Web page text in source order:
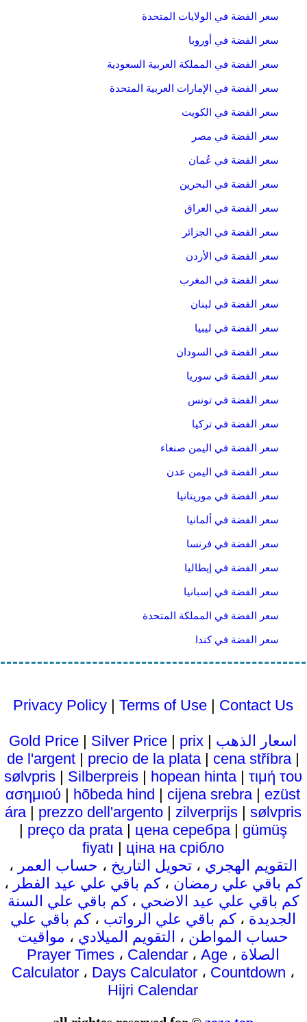
سعر الفضة في الولايات المتحدة
سعر الفضة في أوروبا
سعر الفضة في المملكة العربية السعودية
سعر الفضة في الإمارات العربية المتحدة
سعر الفضة في الكويت
سعر الفضة في مصر
سعر الفضة في عُمان
سعر الفضة في البحرين
سعر الفضة في العراق
سعر الفضة في الجزائر
سعر الفضة في الأردن
سعر الفضة في المغرب
سعر الفضة في لبنان
سعر الفضة في ليبيا
سعر الفضة في السودان
سعر الفضة في سوريا
سعر الفضة في تونس
سعر الفضة في تركيا
سعر الفضة في اليمن صنعاء
سعر الفضة في اليمن عدن
سعر الفضة في موريتانيا
سعر الفضة في ألمانيا
سعر الفضة في فرنسا
سعر الفضة في إيطاليا
سعر الفضة في إسبانيا
سعر الفضة في المملكة المتحدة
سعر الفضة في كندا
Privacy Policy| Terms of Use| Contact Us
اسعار الذهب |
Gold Price | Silver Price | prix
de l'argent| precio de la plata| cena stříbra|
sølvpris| Silberpreis| hopean hinta| τιμή του
ασημιού | hõbeda hind | cijena srebra| ezüst
ára| prezzo dell'argento| zilverprijs| sølvpris
| preço da prata| цена серебра| gümüş
fiyatı | ціна на срібло
التقويم الهجري ،تحويل التاريخ ، حساب العمر ،
كم باقي علي رمضان ،كم باقي علي عيد الفطر ،
كم باقي علي عيد الاضحي ،كم باقي علي السنة
الجديدة ،كم باقي علي الرواتب ،كم باقي علي
حساب المواطن ، التقويم الميلادي ، مواقيت
الصلاة ، Prayer Times، Calendar، Age
Calculator، Days Calculator، Countdown ،
Hijri Calendar